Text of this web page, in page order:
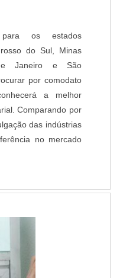
para os estados
do Sul, Minas
Janeiro e São
por comodato
a melhor
Comparando por
das indústrias
no mercado
ser prestado por
segmento. Esse
e execuções mal
poupar gastos
ser direcionados a